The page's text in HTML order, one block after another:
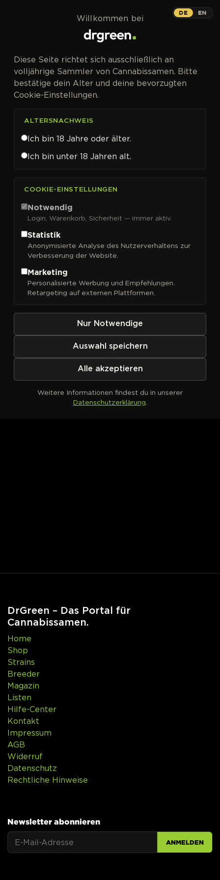
Lineage Genetics
Sortieren nach
Kein Produkt definiert
DrGreen – Das Portal für
Cannabissamen.
Home
Shop
Strains
Breeder
Magazin
Listen
Hilfe-Center
Kontakt
Impressum
AGB
Widerruf
Datenschutz
Rechtliche Hinweise
Newsletter abonnieren
ANMELDEN
DE EN
Willkommen bei
Diese Seite richtet sich ausschließlich an
volljährige Sammler von Cannabissamen. Bitte
bestätige dein Alter und deine bevorzugten
Cookie-Einstellungen.
ALTERSNACHWEIS
Ich bin 18 Jahre oder älter.
Ich bin unter 18 Jahren alt.
COOKIE-EINSTELLUNGEN
Notwendig
Login, Warenkorb, Sicherheit — immer aktiv.
Statistik
Anonymisierte Analyse des Nutzerverhaltens zur
Verbesserung der Website.
Marketing
Personalisierte Werbung und Empfehlungen.
Retargeting auf externen Plattformen.
Nur Notwendige
Auswahl speichern
Alle akzeptieren
Weitere Informationen findest du in unserer
Datenschutzerklärung